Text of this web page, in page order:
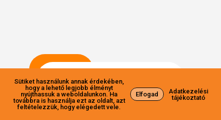
★★★★★
Sütiket használunk annak érdekében,
hogy a lehető legjobb élményt
nyújthassuk a weboldalunkon. Ha
továbbra is használja ezt az oldalt, azt
feltételezzük, hogy elégedett vele.
Elfogad
Adatkezelési
tájékoztató